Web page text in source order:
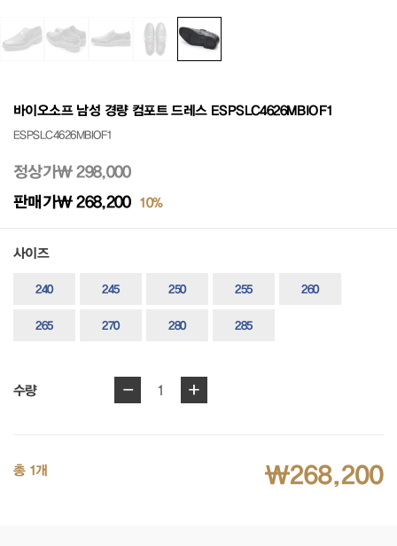
바이오소프 남성 경량 컴포트 드레스 ESPSLC4626MBIOF1
ESPSLC4626MBIOF1
정상가₩ 298,000
판매가₩ 268,200 10%
사이즈
240 245 250 255 260
265 270 280 285
수량 - 1 +
총 1개 ₩268,200